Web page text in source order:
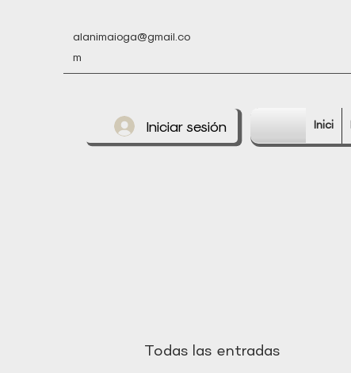
alanimaioga@gmail.co
m
Iniciar sesión Inici
Todas las entradas